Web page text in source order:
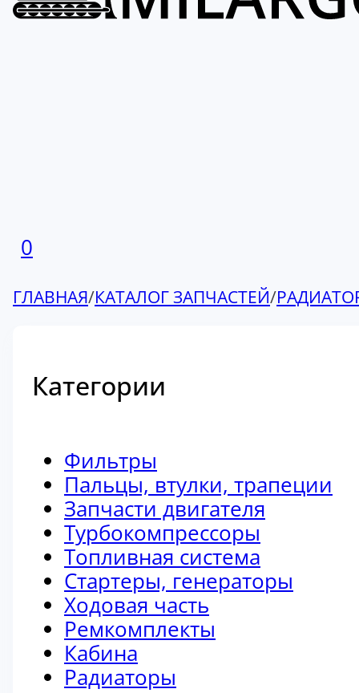
0
ГЛАВНАЯ/КАТАЛОГ ЗАПЧАСТЕЙ/
Категории
Фильтры
Пальцы, втулки, трапеции
Запчасти двигателя
Турбокомпрессоры
Топливная система
Стартеры, генераторы
Ходовая часть
Ремкомплекты
Кабина
Радиаторы